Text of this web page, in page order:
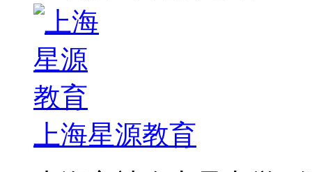
上海星源教育